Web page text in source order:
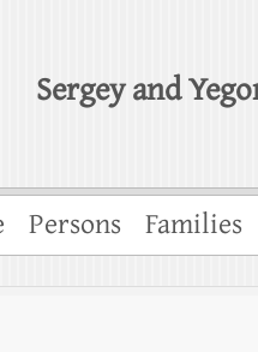
Sergey and
Persons Families